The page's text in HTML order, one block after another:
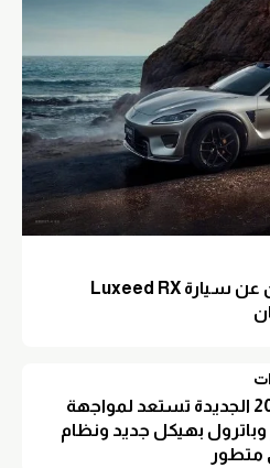
شيري وهواوي تكشفان عن سيارة Luxeed RX
باجيرو 2027 الجديدة تستعد لمواجهة
وباترول بهيكل جديد ونظام
متطور